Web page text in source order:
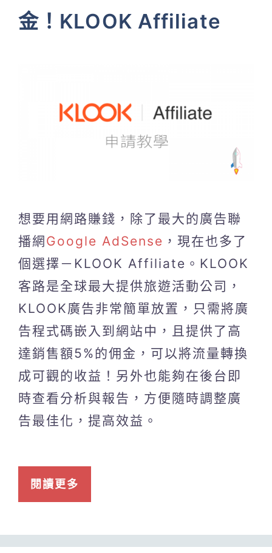
金！KLOOK Affiliate
想要用網路賺錢，除了最大的廣告聯
播網Google AdSense ，現在也多了
個選擇－KLOOK Affiliate。KLOOK
客路是全球最大提供旅遊活動公司，
KLOOK廣告非常簡單放置，只需將廣
告程式碼嵌入到網站中，且提供了高
達銷售額5%的佣金，可以將流量轉換
成可觀的收益！另外也能夠在後台即
時查看分析與報告，方便隨時調整廣
告最佳化，提高效益。
閱讀更多